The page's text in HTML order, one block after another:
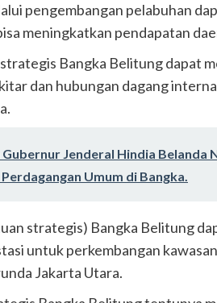
pengembangan pelabuhan
meningkatkan pendapatan
Bangka Belitung dapat
dan hubungan dagang
Gubernur Jenderal Hindia Belanda
Umum di Bangka.
strategis) Bangka Belitung
untuk perkembangan
Jakarta Utara.